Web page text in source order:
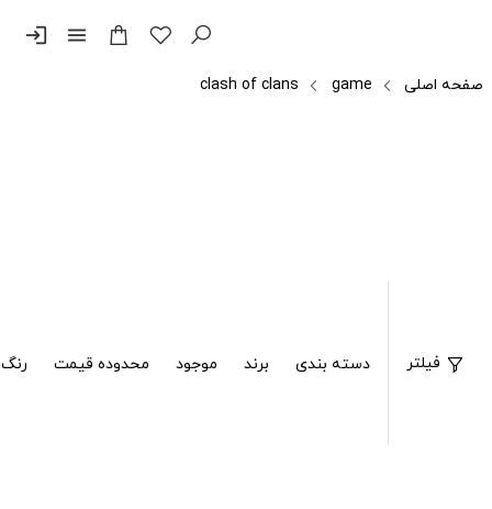
menu
login
صفحه اصلی game
clash of clans
فیلتر دسته بندی برند موجود محدوده قیمت رنگ